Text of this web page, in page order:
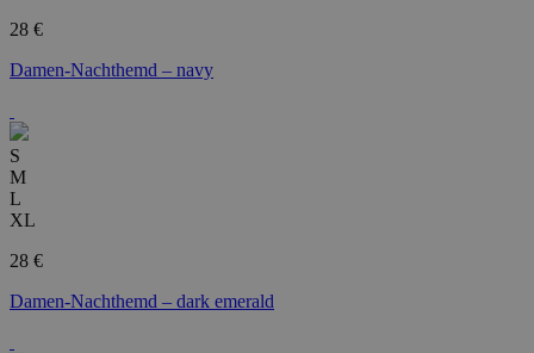
28 €
Damen-Nachthemd – navy
S
M
L
XL
28 €
Damen-Nachthemd – dark emerald